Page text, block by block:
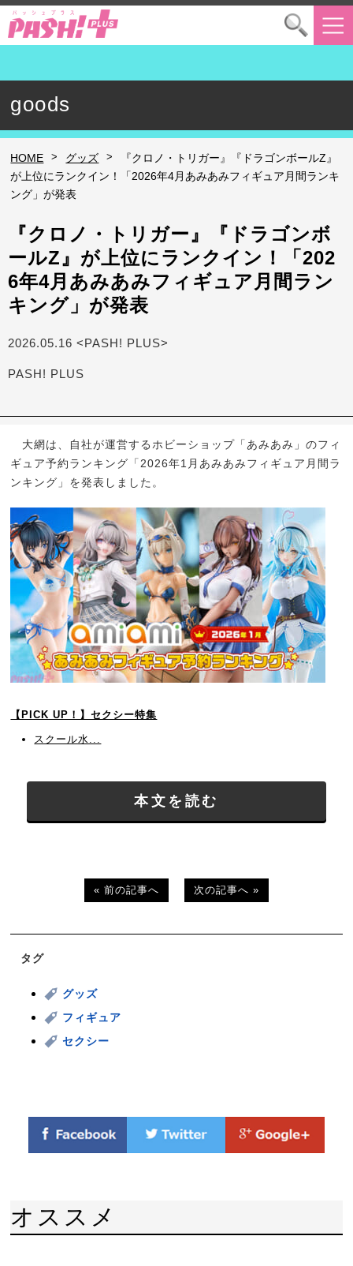
goods
HOME > グッズ >
『クロノ・トリガー』『ドラゴンボールZ』
が上位にランクイン！「2026年4月あみあみフィギュア月間ランキ
ング」が発表
『クロノ・トリガー』『ドラゴンボ
ールZ』が上位にランクイン！「202
6年4月あみあみフィギュア月間ラン
キング」が発表
2026.05.16 <PASH! PLUS>
PASH! PLUS
大網は、自社が運営するホビーショップ「あみあみ」のフィ
ギュア予約ランキング「2026年1月あみあみフィギュア月間ラ
ンキング」を発表しました。
【PICK UP！】セクシー特集
スクール水...
本文を読む
« 前の記事へ 次の記事へ »
タグ
グッズ
フィギュア
セクシー
オススメ